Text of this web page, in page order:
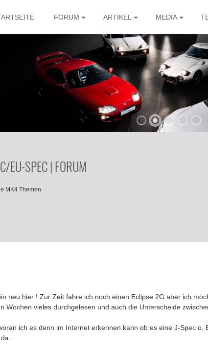
FORUM ARTIKEL MEDIA
EU-SPEC | FORUM
MK4 Themen
neu hier ! Zur Zeit fahre ich noch einen Eclipse 2G aber ich
Wochen vieles durchgelesen und auch die Unterscheide
ich es denn im Internet erkennen kann ob es eine J-Spec
...